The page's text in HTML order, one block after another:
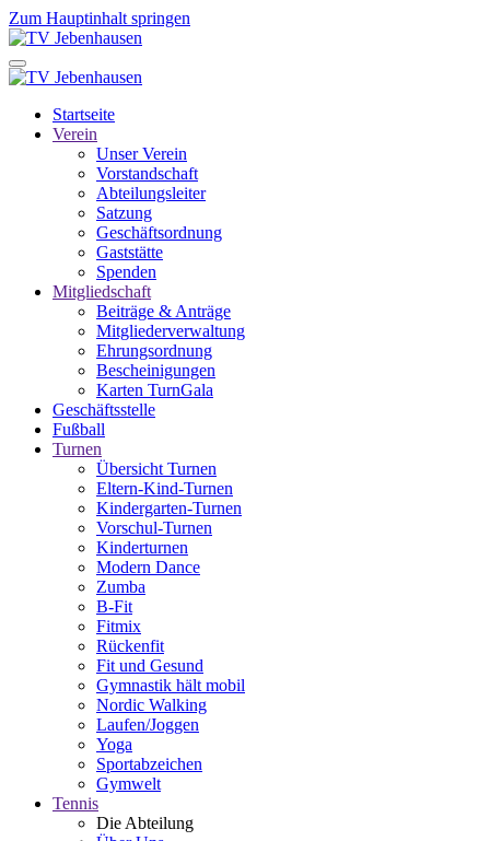
Zum Hauptinhalt springen
Startseite
Verein
Unser Verein
Vorstandschaft
Abteilungsleiter
Satzung
Geschäftsordnung
Gaststätte
Spenden
Mitgliedschaft
Beiträge & Anträge
Mitgliederverwaltung
Ehrungsordnung
Bescheinigungen
Karten TurnGala
Geschäftsstelle
Fußball
Turnen
Übersicht Turnen
Eltern-Kind-Turnen
Kindergarten-Turnen
Vorschul-Turnen
Kinderturnen
Modern Dance
Zumba
B-Fit
Fitmix
Rückenfit
Fit und Gesund
Gymnastik hält mobil
Nordic Walking
Laufen/Joggen
Yoga
Sportabzeichen
Gymwelt
Tennis
Die Abteilung